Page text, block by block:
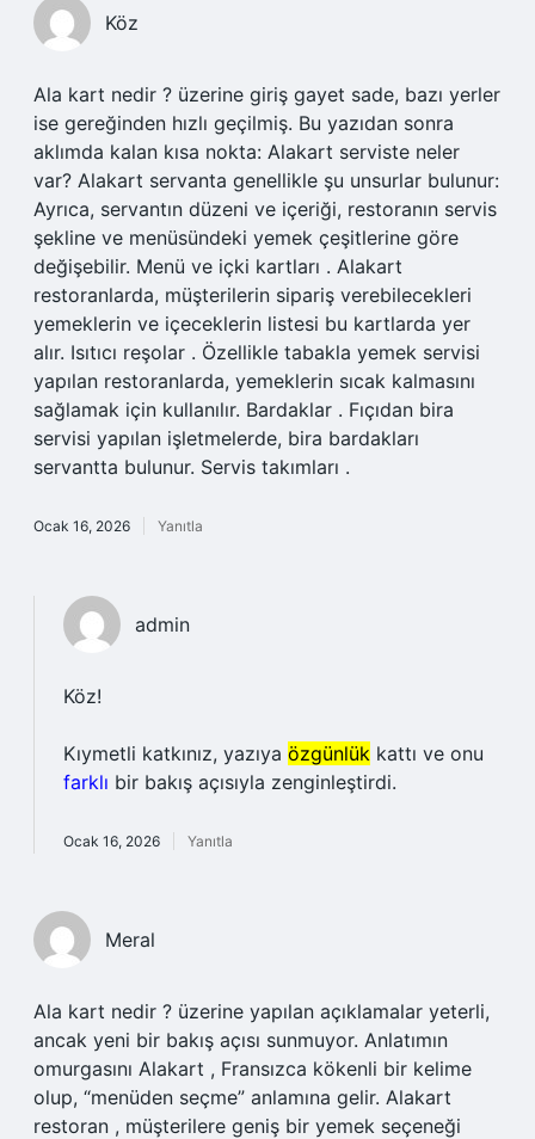
Köz
Ala kart nedir ? üzerine giriş gayet sade, bazı yerler
ise gereğinden hızlı geçilmiş. Bu yazıdan sonra
aklımda kalan kısa nokta: Alakart serviste neler
var? Alakart servanta genellikle şu unsurlar bulunur:
Ayrıca, servantın düzeni ve içeriği, restoranın servis
şekline ve menüsündeki yemek çeşitlerine göre
değişebilir. Menü ve içki kartları . Alakart
restoranlarda, müşterilerin sipariş verebilecekleri
yemeklerin ve içeceklerin listesi bu kartlarda yer
alır. Isıtıcı reşolar . Özellikle tabakla yemek servisi
yapılan restoranlarda, yemeklerin sıcak kalmasını
sağlamak için kullanılır. Bardaklar . Fıçıdan bira
servisi yapılan işletmelerde, bira bardakları
servantta bulunur. Servis takımları .
Ocak 16, 2026 Yanıtla
admin
Köz!
Kıymetli katkınız, yazıya özgünlük kattı ve onu
farklı bir bakış açısıyla zenginleştirdi.
Ocak 16, 2026 Yanıtla
Meral
Ala kart nedir ? üzerine yapılan açıklamalar yeterli,
ancak yeni bir bakış açısı sunmuyor. Anlatımın
omurgasını Alakart , Fransızca kökenli bir kelime
olup, “menüden seçme” anlamına gelir. Alakart
restoran , müşterilere geniş bir yemek seçeneği